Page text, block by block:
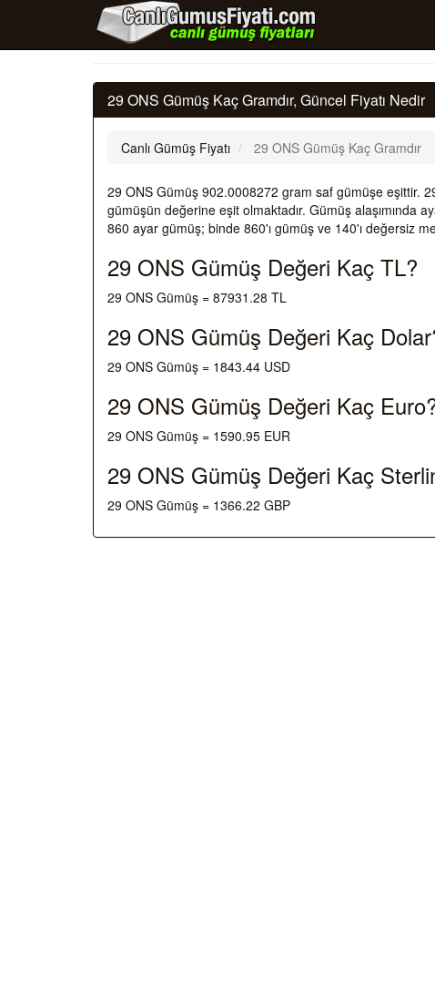
29 ONS Gümüş Kaç Gramdır, Güncel Fiyatı Nedir
Canlı Gümüş Fiyatı 29 ONS Gümüş Kaç Gramdır
29 ONS Gümüş 902.0008272 gram saf gümüşe eşittir.
gümüşün değerine eşit olmaktadır. Gümüş alaşımında
860 ayar gümüş; binde 860'ı gümüş ve 140'ı değersiz
29 ONS Gümüş Değeri Kaç TL?
29 ONS Gümüş = 87931.28 TL
29 ONS Gümüş Değeri Kaç
29 ONS Gümüş = 1843.44 USD
29 ONS Gümüş Değeri Kaç
29 ONS Gümüş = 1590.95 EUR
29 ONS Gümüş Değeri Kaç
29 ONS Gümüş = 1366.22 GBP